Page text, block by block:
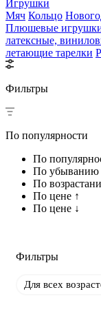
Игрушки
Мяч Кольцо
Плюшевые
латексные,
летающие тарелки
Фильтры
По популярности
По
По убыванию
По
По цене ↑
По цене ↓
Фильтры
Для всех